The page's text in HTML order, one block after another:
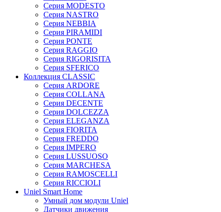
Серия MODESTO
Серия NASTRO
Серия NEBBIA
Серия PIRAMIDI
Серия PONTE
Серия RAGGIO
Серия RIGORISITA
Серия SFERICO
Коллекция CLASSIC
Серия ARDORE
Серия COLLANA
Серия DECENTE
Серия DOLCEZZA
Серия ELEGANZA
Серия FIORITA
Серия FREDDO
Серия IMPERO
Серия LUSSUOSO
Серия MARCHESA
Серия RAMOSCELLI
Серия RICCIOLI
Uniel Smart Home
Умный дом модули Uniel
Датчики движения